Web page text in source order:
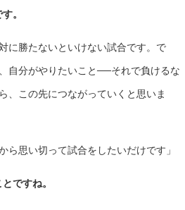
。
に勝たないといけない試合です。で
自分がやりたいこと──それで負けるな
、この先につながっていくと思いま
思い切って試合をしたいだけです」
ですね。